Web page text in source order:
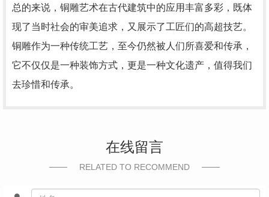
总的来说，铜雕艺术在古代建筑中的应用丰富多彩，既体
现了当时社会的审美追求，又展示了工匠们的高超技艺。
铜雕作为一种传统工艺，至今仍然被人们所喜爱和传承，
它不仅仅是一种装饰方式，更是一种文化遗产，值得我们
去珍惜和传承。
在线留言
RELATED TO RECOMMEND